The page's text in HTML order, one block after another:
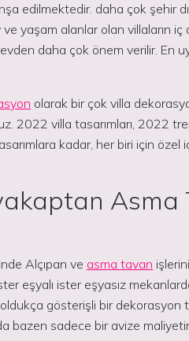
edilmektedir. daha çok şehir
yaşam alanlar olan villaların
daha çok önem verilir. En
olarak bir çok villa
2022 villa tasarımları, 2022
kadar, her biri için özel
Asma
Alçıpan ve asma tavan
eşyalı ister eşyasız
gösterişli bir dekorasyon
bazen sadece bir avize